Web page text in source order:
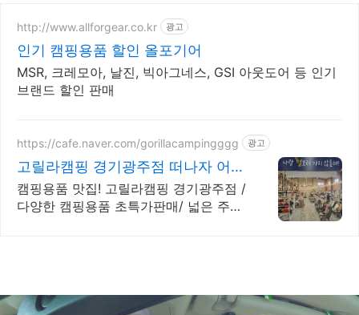
http://www.allforgear.co.kr 광고
인기 캠핑용품 할인 올포기어
MSR, 크레모아, 날진, 빅아그네스, GSI 아웃도어 등 인기
브랜드 할인 판매
https://cafe.naver.com/gorillacampingggg 광고
고릴라캠핑 경기광주점 떠나자 어디
든 너랑은 다좋아
캠핑용품 맛집! 고릴라캠핑 경기광주점 /
다양한 캠핑용품 초특가판매/ 넓은 주차